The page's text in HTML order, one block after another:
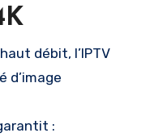
débit, l’IPTV
d’image
: